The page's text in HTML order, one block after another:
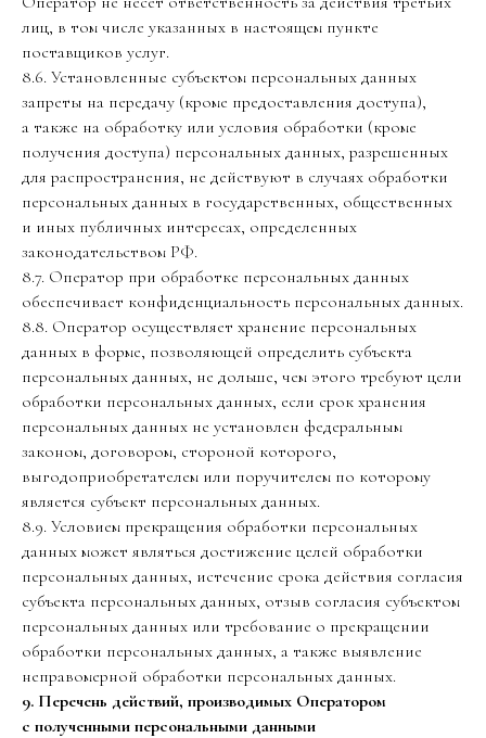
лиц, в том числе указанных в настоящем пункте
поставщиков услуг.
8.6. Установленные субъектом персональных данных
запреты на передачу (кроме предоставления доступа),
а также на обработку или условия обработки (кроме
получения доступа) персональных данных, разрешенных
для распространения, не действуют в случаях обработки
персональных данных в государственных, общественных
и иных публичных интересах, определенных
законодательством РФ.
8.7. Оператор при обработке персональных данных
обеспечивает конфиденциальность персональных данных.
8.8. Оператор осуществляет хранение персональных
данных в форме, позволяющей определить субъекта
персональных данных, не дольше, чем этого требуют цели
обработки персональных данных, если срок хранения
персональных данных не установлен федеральным
законом, договором, стороной которого,
выгодоприобретателем или поручителем по которому
является субъект персональных данных.
8.9. Условием прекращения обработки персональных
данных может являться достижение целей обработки
персональных данных, истечение срока действия согласия
субъекта персональных данных, отзыв согласия субъектом
персональных данных или требование о прекращении
обработки персональных данных, а также выявление
неправомерной обработки персональных данных.
9. Перечень действий, производимых Оператором
с полученными персональными данными